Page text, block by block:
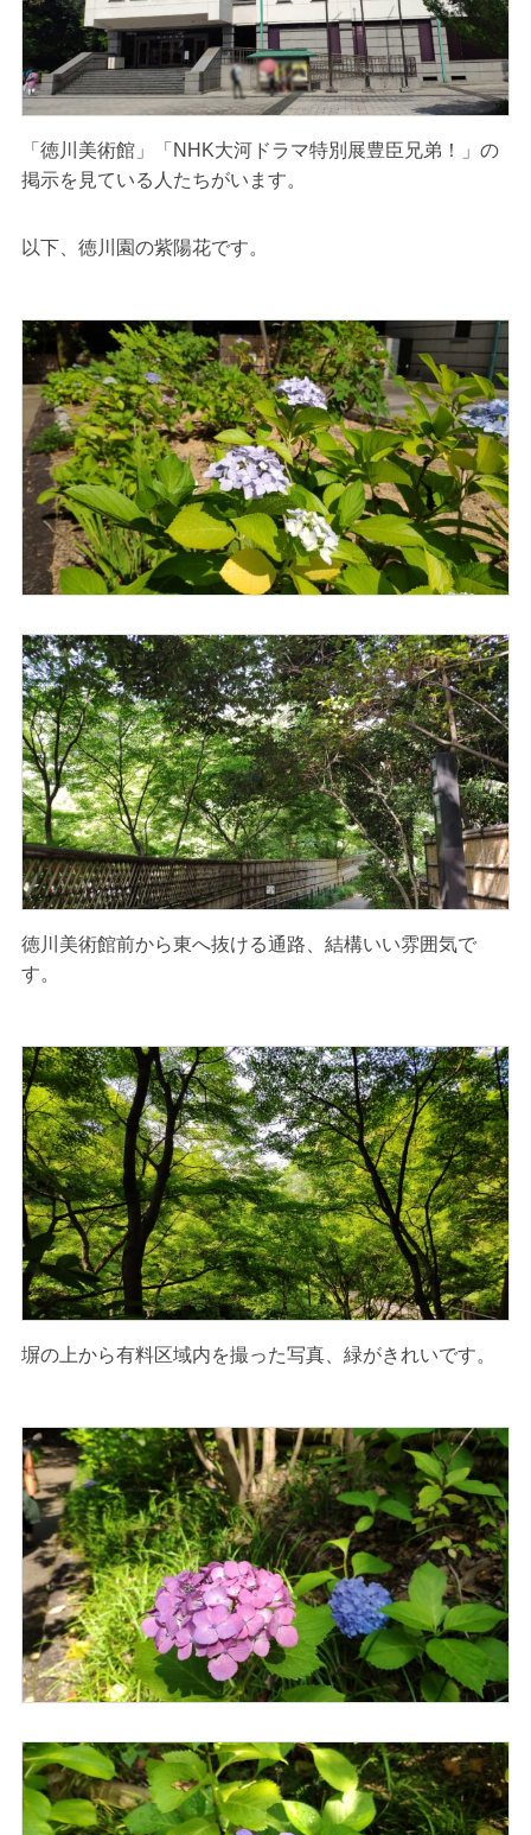
「徳川美術館」「NHK大河ドラマ特別展豊臣兄弟！」の
掲示を見ている人たちがいます。
以下、徳川園の紫陽花です。
徳川美術館前から東へ抜ける通路、結構いい雰囲気で
す。
塀の上から有料区域内を撮った写真、緑がきれいです。